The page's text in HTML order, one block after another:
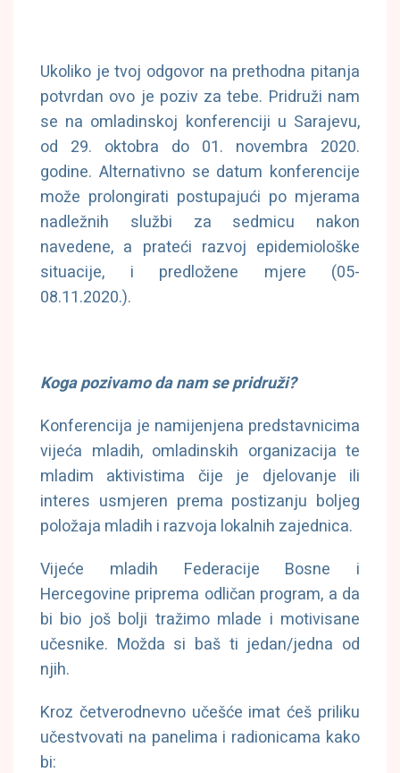
Ukoliko je tvoj odgovor na prethodna pitanja
potvrdan ovo je poziv za tebe. Pridruži nam
se na omladinskoj konferenciji u Sarajevu,
od 29. oktobra do 01. novembra 2020.
godine. Alternativno se datum konferencije
može prolongirati postupajući po mjerama
nadležnih službi za sedmicu nakon
navedene, a prateći razvoj epidemiološke
situacije, i predložene mjere (05-
08.11.2020.).
Koga pozivamo da nam se pridruži?
Konferencija je namijenjena predstavnicima
vijeća mladih, omladinskih organizacija te
mladim aktivistima čije je djelovanje ili
interes usmjeren prema postizanju boljeg
položaja mladih i razvoja lokalnih zajednica.
Vijeće mladih Federacije Bosne i
Hercegovine priprema odličan program, a da
bi bio još bolji tražimo mlade i motivisane
učesnike. Možda si baš ti jedan/jedna od
njih.
Kroz četverodnevno učešće imat ćeš priliku
učestvovati na panelima i radionicama kako
bi: